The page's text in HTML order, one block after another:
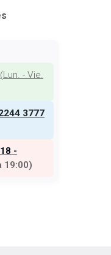
(Lun. - Vie.
3777
-
19:00)